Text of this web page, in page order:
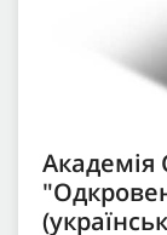
Академія